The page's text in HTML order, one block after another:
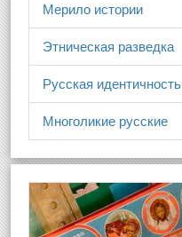
Мерило истории
Этническая разведка
Русская идентичность
Многоликие русские